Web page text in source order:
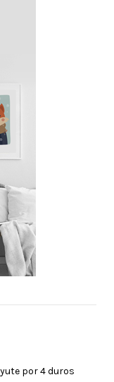
por 4 duros